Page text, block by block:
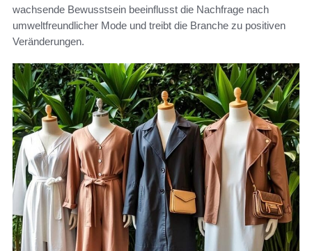
wachsende Bewusstsein beeinflusst die Nachfrage nach
umweltfreundlicher Mode und treibt die Branche zu positiven
Veränderungen.